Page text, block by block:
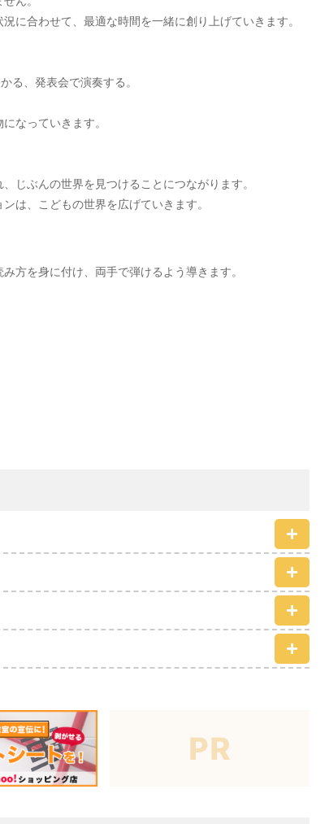
に合わせて、最適な時間を一緒に創り上げていきます。
る、発表会で演奏する。
なっていきます。
じぶんの世界を見つけることにつながります。
は、こどもの世界を広げていきます。
方を身に付け、両手で弾けるよう導きます。